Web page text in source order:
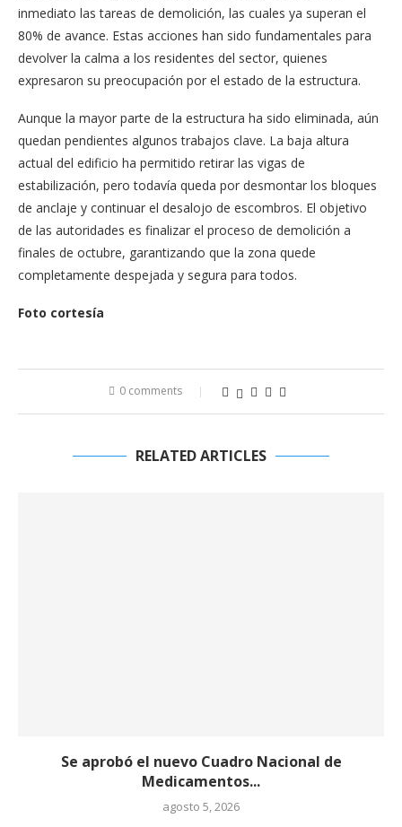
inmediato las tareas de demolición, las cuales ya superan el
80% de avance. Estas acciones han sido fundamentales para
devolver la calma a los residentes del sector, quienes
expresaron su preocupación por el estado de la estructura.
Aunque la mayor parte de la estructura ha sido eliminada, aún
quedan pendientes algunos trabajos clave. La baja altura
actual del edificio ha permitido retirar las vigas de
estabilización, pero todavía queda por desmontar los bloques
de anclaje y continuar el desalojo de escombros. El objetivo
de las autoridades es finalizar el proceso de demolición a
finales de octubre, garantizando que la zona quede
completamente despejada y segura para todos.
Foto cortesía
0 comments
RELATED ARTICLES
Se aprobó el nuevo Cuadro Nacional de
Medicamentos...
agosto 5, 2026